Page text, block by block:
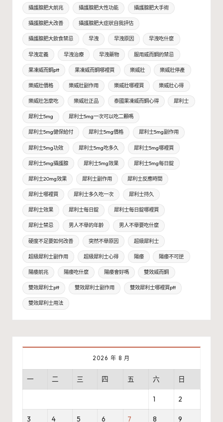
攝護腺肥大前兆 攝護腺肥大性功能 攝護腺肥大手術
攝護腺肥大改善 攝護腺肥大症狀自我評估
攝護腺肥大飲食禁忌 早洩 早洩原因 早洩吃什麼
早洩定義 早洩治療 早洩藥物 服用威而鋼的禁忌
果凍威而鋼ptt 果凍威而鋼哪裡買 樂威壯 樂威壯停產
樂威壯價格 樂威壯副作用 樂威壯哪裡買 樂威壯心得
樂威壯怎麼吃 樂威壯正品 泰國果凍威而鋼心得 犀利士
犀利士5mg 犀利士5mg一次可以吃二顆嗎
犀利士5mg健保給付 犀利士5mg價格 犀利士5mg副作用
犀利士5mg功效 犀利士5mg吃多久 犀利士5mg哪裡買
犀利士5mg攝護腺 犀利士5mg效果 犀利士5mg每日錠
犀利士20mg效果 犀利士副作用 犀利士反應時間
犀利士哪裡買 犀利士多久吃一次 犀利士持久
犀利士效果 犀利士每日錠 犀利士每日錠哪裡買
犀利士禁忌 男人不舉的年齡 男人不舉要吃什麼
硬度不足要如何改善 突然不舉原因 超級犀利士
超級犀利士副作用 超級犀利士心得 陽痿 陽痿不可逆
陽痿前兆 陽痿吃什麼 陽痿會好嗎 雙效威而鋼
雙效犀利士ptt 雙效犀利士副作用 雙效犀利士哪裡買ptt
雙效犀利士用法
2026 年 8 月
一 二 三 四 五 六 日
1 2
3 4 5 6 7 8 9